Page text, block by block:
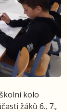
kolo
žáků 6., 7.,